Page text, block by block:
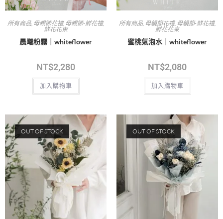
所有商品, 母親節花禮, 母親節-鮮花禮,
鮮花花束
晨曦粉霧｜whiteflower
NT$2,280
加入購物車
所有商品, 母親節花禮, 母親節-鮮花禮,
鮮花花束
蜜桃氣泡水｜whiteflower
NT$2,080
加入購物車
OUT OF STOCK OUT OF STOCK